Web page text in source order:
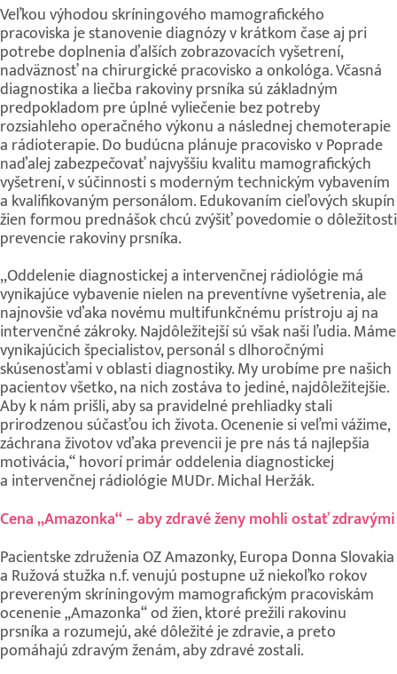
Veľkou výhodou skríningového mamografického
pracoviska je stanovenie diagnózy v krátkom čase aj pri
potrebe doplnenia ďalších zobrazovacích vyšetrení,
nadväznosť na chirurgické pracovisko a onkológa. Včasná
diagnostika a liečba rakoviny prsníka sú základným
predpokladom pre úplné vyliečenie bez potreby
rozsiahleho operačného výkonu a následnej chemoterapie
a rádioterapie. Do budúcna plánuje pracovisko v Poprade
naďalej zabezpečovať najvyššiu kvalitu mamografických
vyšetrení, v súčinnosti s moderným technickým vybavením
a kvalifikovaným personálom. Edukovaním cieľových skupín
žien formou prednášok chcú zvýšiť povedomie o dôležitosti
prevencie rakoviny prsníka.
,,Oddelenie diagnostickej a intervenčnej rádiológie má
vynikajúce vybavenie nielen na preventívne vyšetrenia, ale
najnovšie vďaka novému multifunkčnému prístroju aj na
intervenčné zákroky. Najdôležitejší sú však naši ľudia. Máme
vynikajúcich špecialistov, personál s dlhoročnými
skúsenosťami v oblasti diagnostiky. My urobíme pre našich
pacientov všetko, na nich zostáva to jediné, najdôležitejšie.
Aby k nám prišli, aby sa pravidelné prehliadky stali
prirodzenou súčasťou ich života. Ocenenie si veľmi vážime,
záchrana životov vďaka prevencii je pre nás tá najlepšia
motivácia,“ hovorí primár oddelenia diagnostickej
a intervenčnej rádiológie MUDr. Michal Heržák.
Cena „Amazonka“ – aby zdravé ženy mohli ostať zdravými
Pacientske združenia OZ Amazonky, Europa Donna Slovakia
a Ružová stužka n.f. venujú postupne už niekoľko rokov
prevereným skríningovým mamografickým pracoviskám
ocenenie „Amazonka“ od žien, ktoré prežili rakovinu
prsníka a rozumejú, aké dôležité je zdravie, a preto
pomáhajú zdravým ženám, aby zdravé zostali.